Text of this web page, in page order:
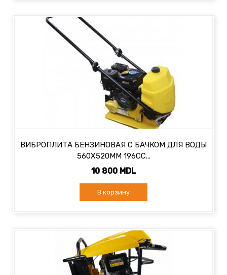
ВИБРОПЛИТА БЕНЗИНОВАЯ С БАЧКОМ ДЛЯ ВОДЫ
560X520MM 196CC...
10 800 MDL
В корзину